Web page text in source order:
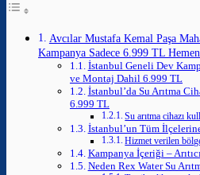
Avcılar Mustafa Kemal Paşa
Kampanya Sadece 6.999 TL
İstanbul Geneli Dev
ve Montaj Dahil 6.999 TL
İstanbul’da Su Arıtma
6.999 TL
Su arıtma cihazı
İstanbul’un Tüm
Hizmet verilen
Kampanya İçeriği –
Neden Rex Water Su